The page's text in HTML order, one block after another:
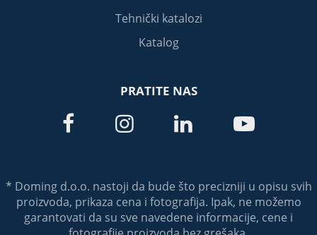
Tehnički katalozi
Katalog
PRATITE NAS
   
* Doming d.o.o. nastoji da bude što precizniji u opisu svih
proizvoda, prikaza cena i fotografija. Ipak, ne možemo
garantovati da su sve navedene informacije, cene i